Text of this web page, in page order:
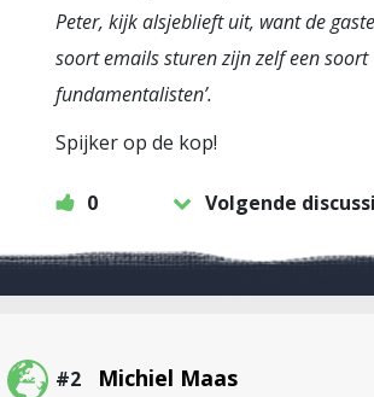
Peter, kijk alsjeblieft uit, want de
soort emails sturen zijn zelf een soort
fundamentalisten’.
Spijker op de kop!
0 Volgende
#2 Michiel Maas